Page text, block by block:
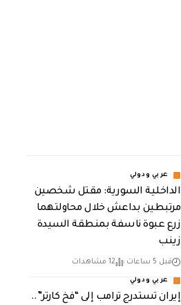
عربي ودولي
الداخلية السورية: مقتل شخصين
مرتبطين بداعش خلال محاولتهما
زرع عبوة ناسفة بمنطقة السيدة
زينب
قبل 5 ساعات 12 مشاهدات
عربي ودولي
إيران تستدرج ترامب إلى “فخ كارتر”..